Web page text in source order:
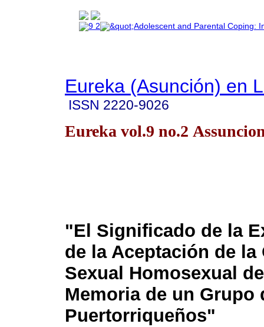
Eureka (Asunción) en
ISSN 2220-9026
Eureka vol.9 no.2
"El Significado de la
de la Aceptación de la
Sexual Homosexual
Memoria de un Grupo
Puertorriqueños"